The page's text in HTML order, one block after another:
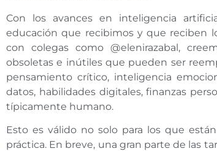
Con los avances en inteligencia
educación que recibimos y que reciben
con colegas como @elenirazabal,
obsoletas e inútiles que pueden ser
pensamiento crítico, inteligencia
datos, habilidades digitales, finanzas
típicamente humano.
Esto es válido no solo para los que
práctica. En breve, una gran parte de las